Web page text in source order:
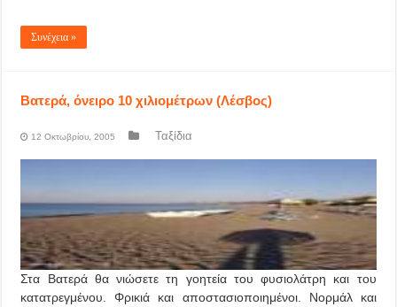
Συνέχεια »
Βατερά, όνειρο 10 χιλιομέτρων (Λέσβος)
12 Οκτωβρίου, 2005 Ταξίδια
Στα Βατερά θα νιώσετε τη γοητεία του φυσιολάτρη και του
κατατρεγμένου. Φρικιά και αποστασιοποιημένοι. Νορμάλ και